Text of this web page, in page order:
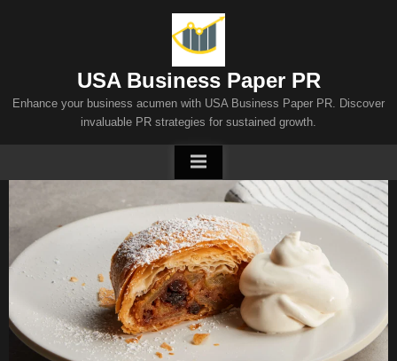
USA Business Paper PR
Enhance your business acumen with USA Business Paper PR. Discover
invaluable PR strategies for sustained growth.